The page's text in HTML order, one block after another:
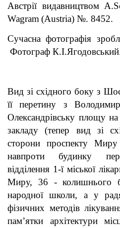
Австрії видавництвом A.
Wagram (Austria) №. 8452.
Сучасна фотографія
Фотограф
Вид зі східного боку з
її перетину з
Олександрівську площу
закладу (тепер вид зі
сторони проспекту
навпроти будинку
відділення 1-ї міської
Миру, 36 - колишнього
народної школи, а у
фізичних методів
пам’ятки архітектури